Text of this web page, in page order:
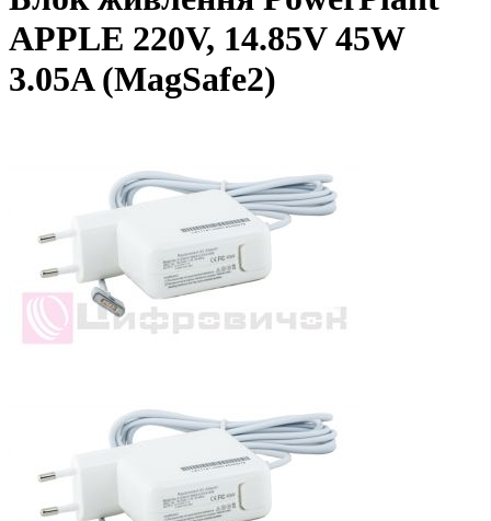
APPLE 220V, 14.85V 45W
3.05A (MagSafe2)